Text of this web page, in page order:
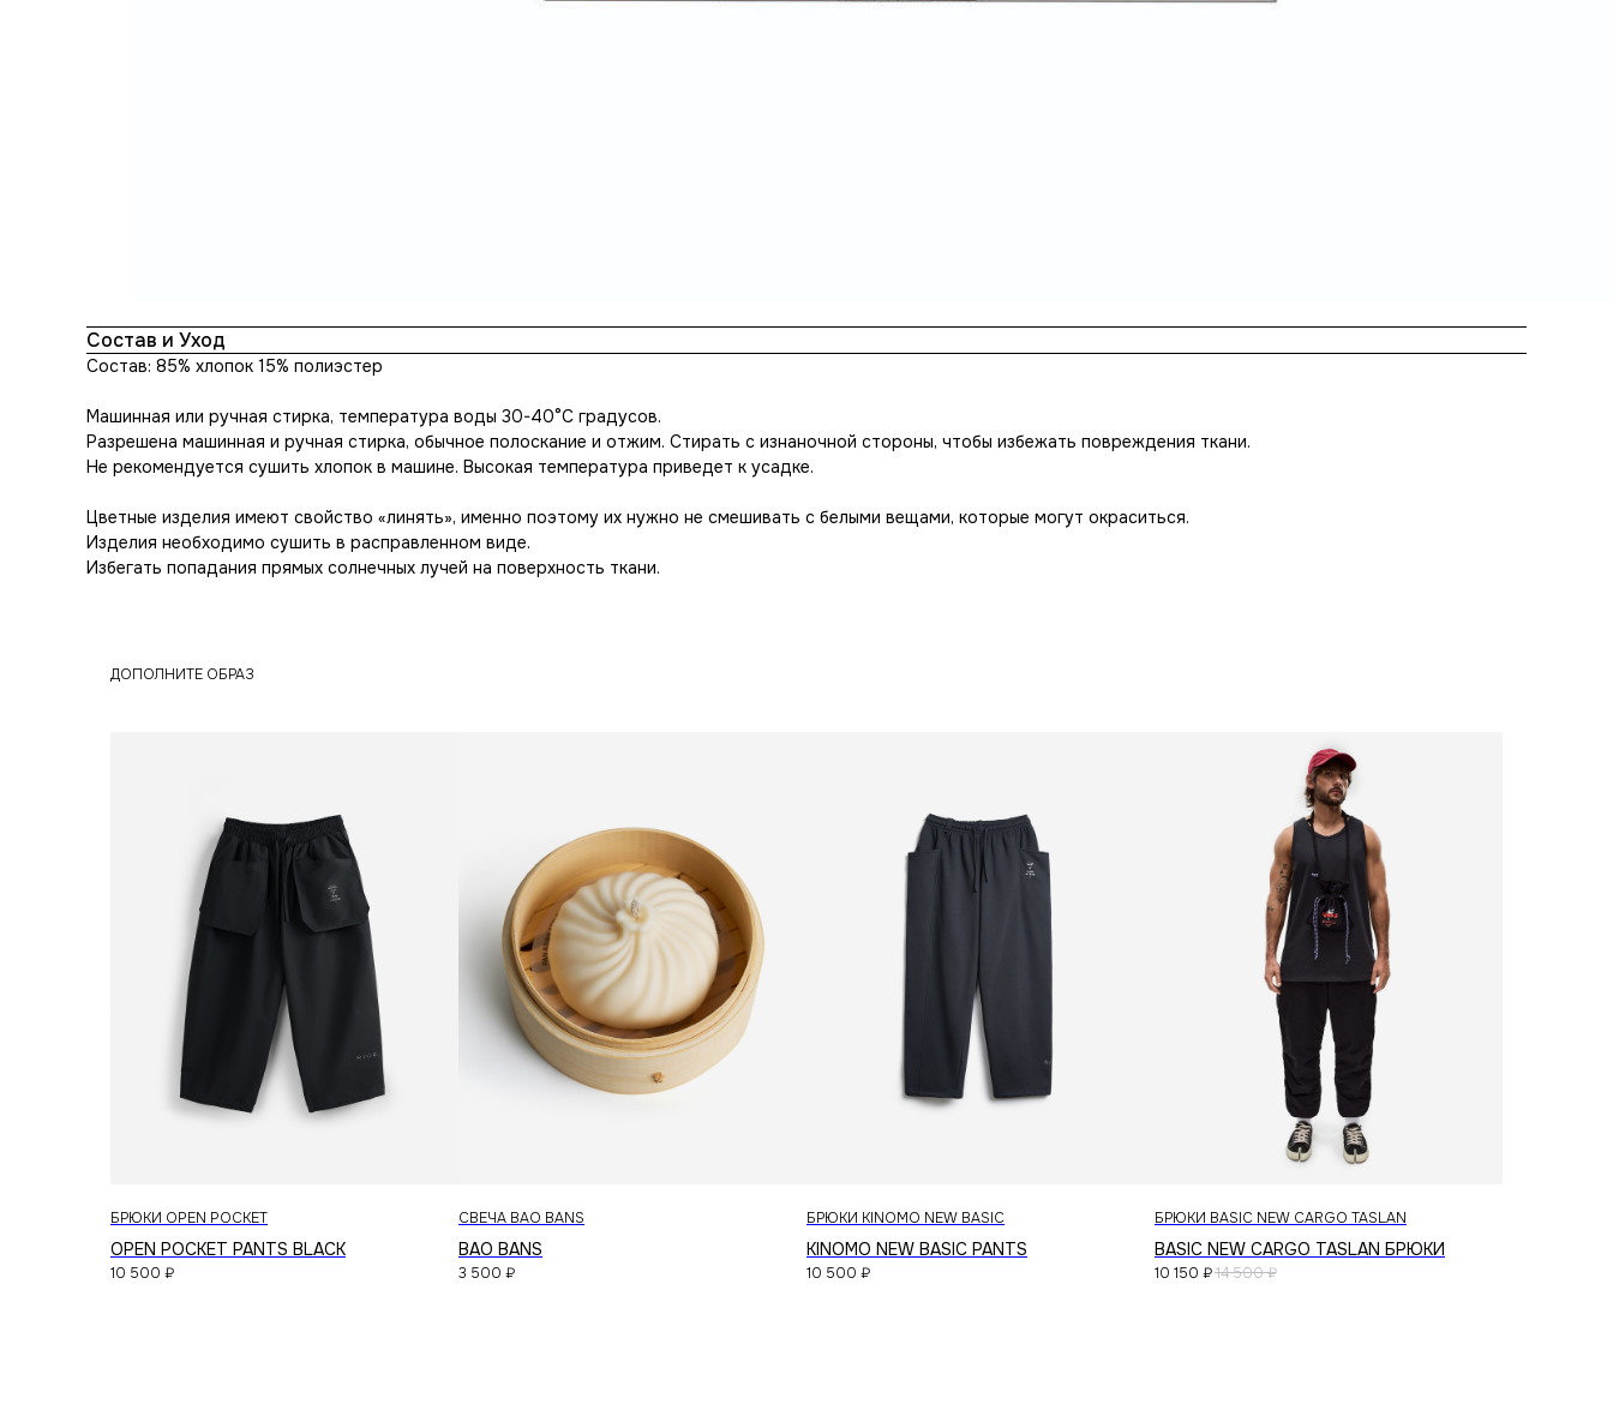
Состав и Уход
Состав: 85% хлопок 15% полиэстер
Машинная или ручная стирка, температура воды 30-40°С градусов.
Разрешена машинная и ручная стирка, обычное полоскание и отжим. Стирать с изнаночной стороны, чтобы избежать повреждения ткани.
Не рекомендуется сушить хлопок в машине. Высокая температура приведет к усадке.
Цветные изделия имеют свойство «линять», именно поэтому их нужно не смешивать с белыми вещами, которые могут окраситься.
Изделия необходимо сушить в расправленном виде.
Избегать попадания прямых солнечных лучей на поверхность ткани.
ДОПОЛНИТЕ ОБРАЗ
БРЮКИ OPEN POCKET
OPEN POCKET PANTS BLACK
10 500 ₽
СВЕЧА BAO BANS
BAO BANS
3 500 ₽
БРЮКИ KINOMO NEW BASIC
KINOMO NEW BASIC PANTS
10 500 ₽
БРЮКИ BASIC NEW CARGO TASLAN
BASIC NEW CARGO TASLAN БРЮКИ
10 150 ₽14 500₽
публичная оферта
политика конфиденциальности
доставка
создание сайта